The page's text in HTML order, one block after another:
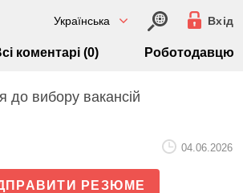
Українська Вхід
коментарі (0) Роботодавцю
до вибору вакансій
04.06.2026
РЕЗЮМЕ